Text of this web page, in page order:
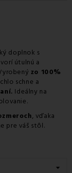
mieste
na adresu
doplnok s
útulnú a
zo 100%
schne a
Ideálny na
, vďaka
pre váš stôl.